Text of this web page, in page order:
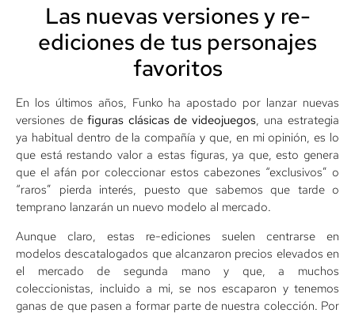
Las nuevas versiones y re-
ediciones de tus personajes
favoritos
En los últimos años, Funko ha apostado por lanzar nuevas
versiones de figuras clásicas de videojuegos, una estrategia
ya habitual dentro de la compañía y que, en mi opinión, es lo
que está restando valor a estas figuras, ya que, esto genera
que el afán por coleccionar estos cabezones “exclusivos” o
“raros” pierda interés, puesto que sabemos que tarde o
temprano lanzarán un nuevo modelo al mercado.
Aunque claro, estas re-ediciones suelen centrarse en
modelos descatalogados que alcanzaron precios elevados en
el mercado de segunda mano y que, a muchos
coleccionistas, incluido a mi, se nos escaparon y tenemos
ganas de que pasen a formar parte de nuestra colección. Por